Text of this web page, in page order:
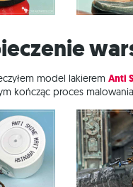
model lakierem Anti
kończąc proces